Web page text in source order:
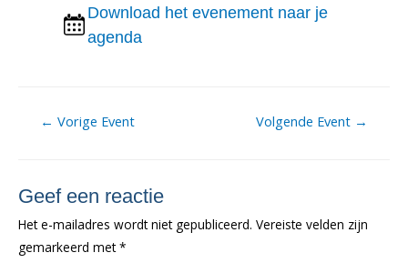
Download het evenement naar je
agenda
Berichtnavigatie
← Vorige Event Volgende Event →
Geef een reactie
Het e-mailadres wordt niet gepubliceerd. Vereiste velden zijn
gemarkeerd met*